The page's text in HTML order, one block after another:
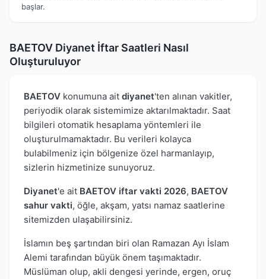
başlar.
BAETOV Diyanet İftar Saatleri Nasıl
Oluşturuluyor
BAETOV konumuna ait diyanet'ten alınan vakitler,
periyodik olarak sistemimize aktarılmaktadır. Saat
bilgileri otomatik hesaplama yöntemleri ile
oluşturulmamaktadır. Bu verileri kolayca
bulabilmeniz için bölgenize özel harmanlayıp,
sizlerin hizmetinize sunuyoruz.
Diyanet'e ait BAETOV iftar vakti 2026, BAETOV
sahur vakti, öğle, akşam, yatsı namaz saatlerine
sitemizden ulaşabilirsiniz.
İslamın beş şartından biri olan Ramazan Ayı İslam
Alemi tarafından büyük önem taşımaktadır.
Müslüman olup, akli dengesi yerinde, ergen, oruç